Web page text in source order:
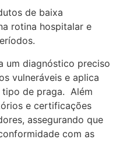
de baixa
rotina hospitalar e
um diagnóstico preciso
vulneráveis e aplica
tipo de praga. Além
e certificações
assegurando que
com as